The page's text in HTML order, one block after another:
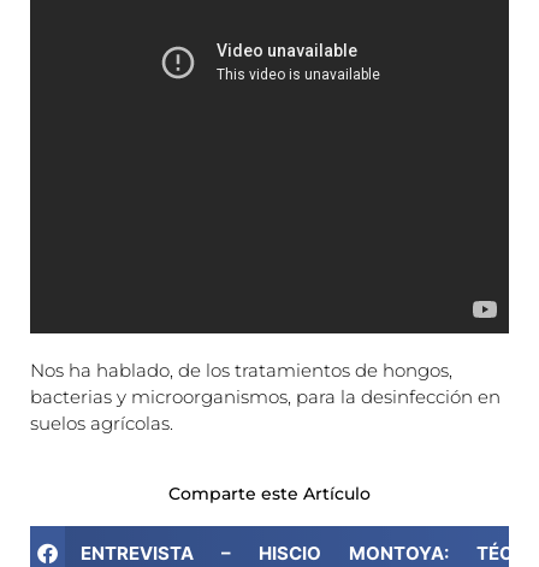
Nos ha hablado, de los tratamientos de hongos,
bacterias y microorganismos, para la desinfección en
suelos agrícolas.
Comparte este Artículo
ENTREVISTA – HISCIO MONTOYA: